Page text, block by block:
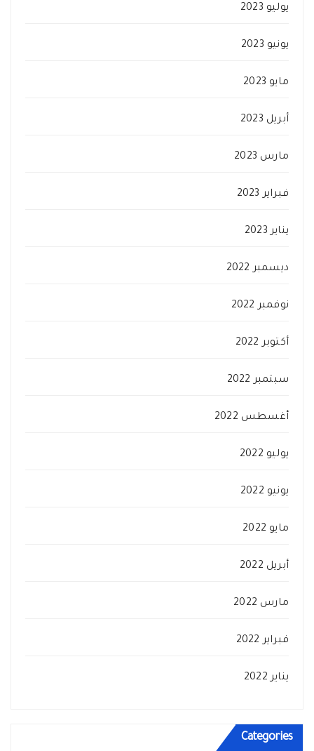
يوليو 2023
يونيو 2023
مايو 2023
أبريل 2023
مارس 2023
فبراير 2023
يناير 2023
ديسمبر 2022
نوفمبر 2022
أكتوبر 2022
سبتمبر 2022
أغسطس 2022
يوليو 2022
يونيو 2022
مايو 2022
أبريل 2022
مارس 2022
فبراير 2022
يناير 2022
Categories